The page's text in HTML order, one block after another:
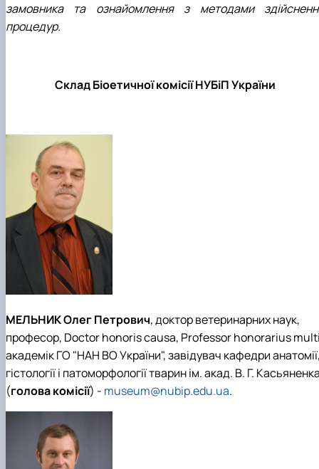
замовника та ознайомлення з методами
процедур.
Склад Біоетичної комісії НУБіП України
МЕЛЬНИК Олег Петрович, доктор ветеринарних наук,
професор, Doctor honoris causa, Professor honorarius
академік ГО "НАН ВО України", завідувач кафедри
гістології і патоморфології тварин ім. акад. В. Г.
(голова комісії) - museum@nubip.edu.ua.